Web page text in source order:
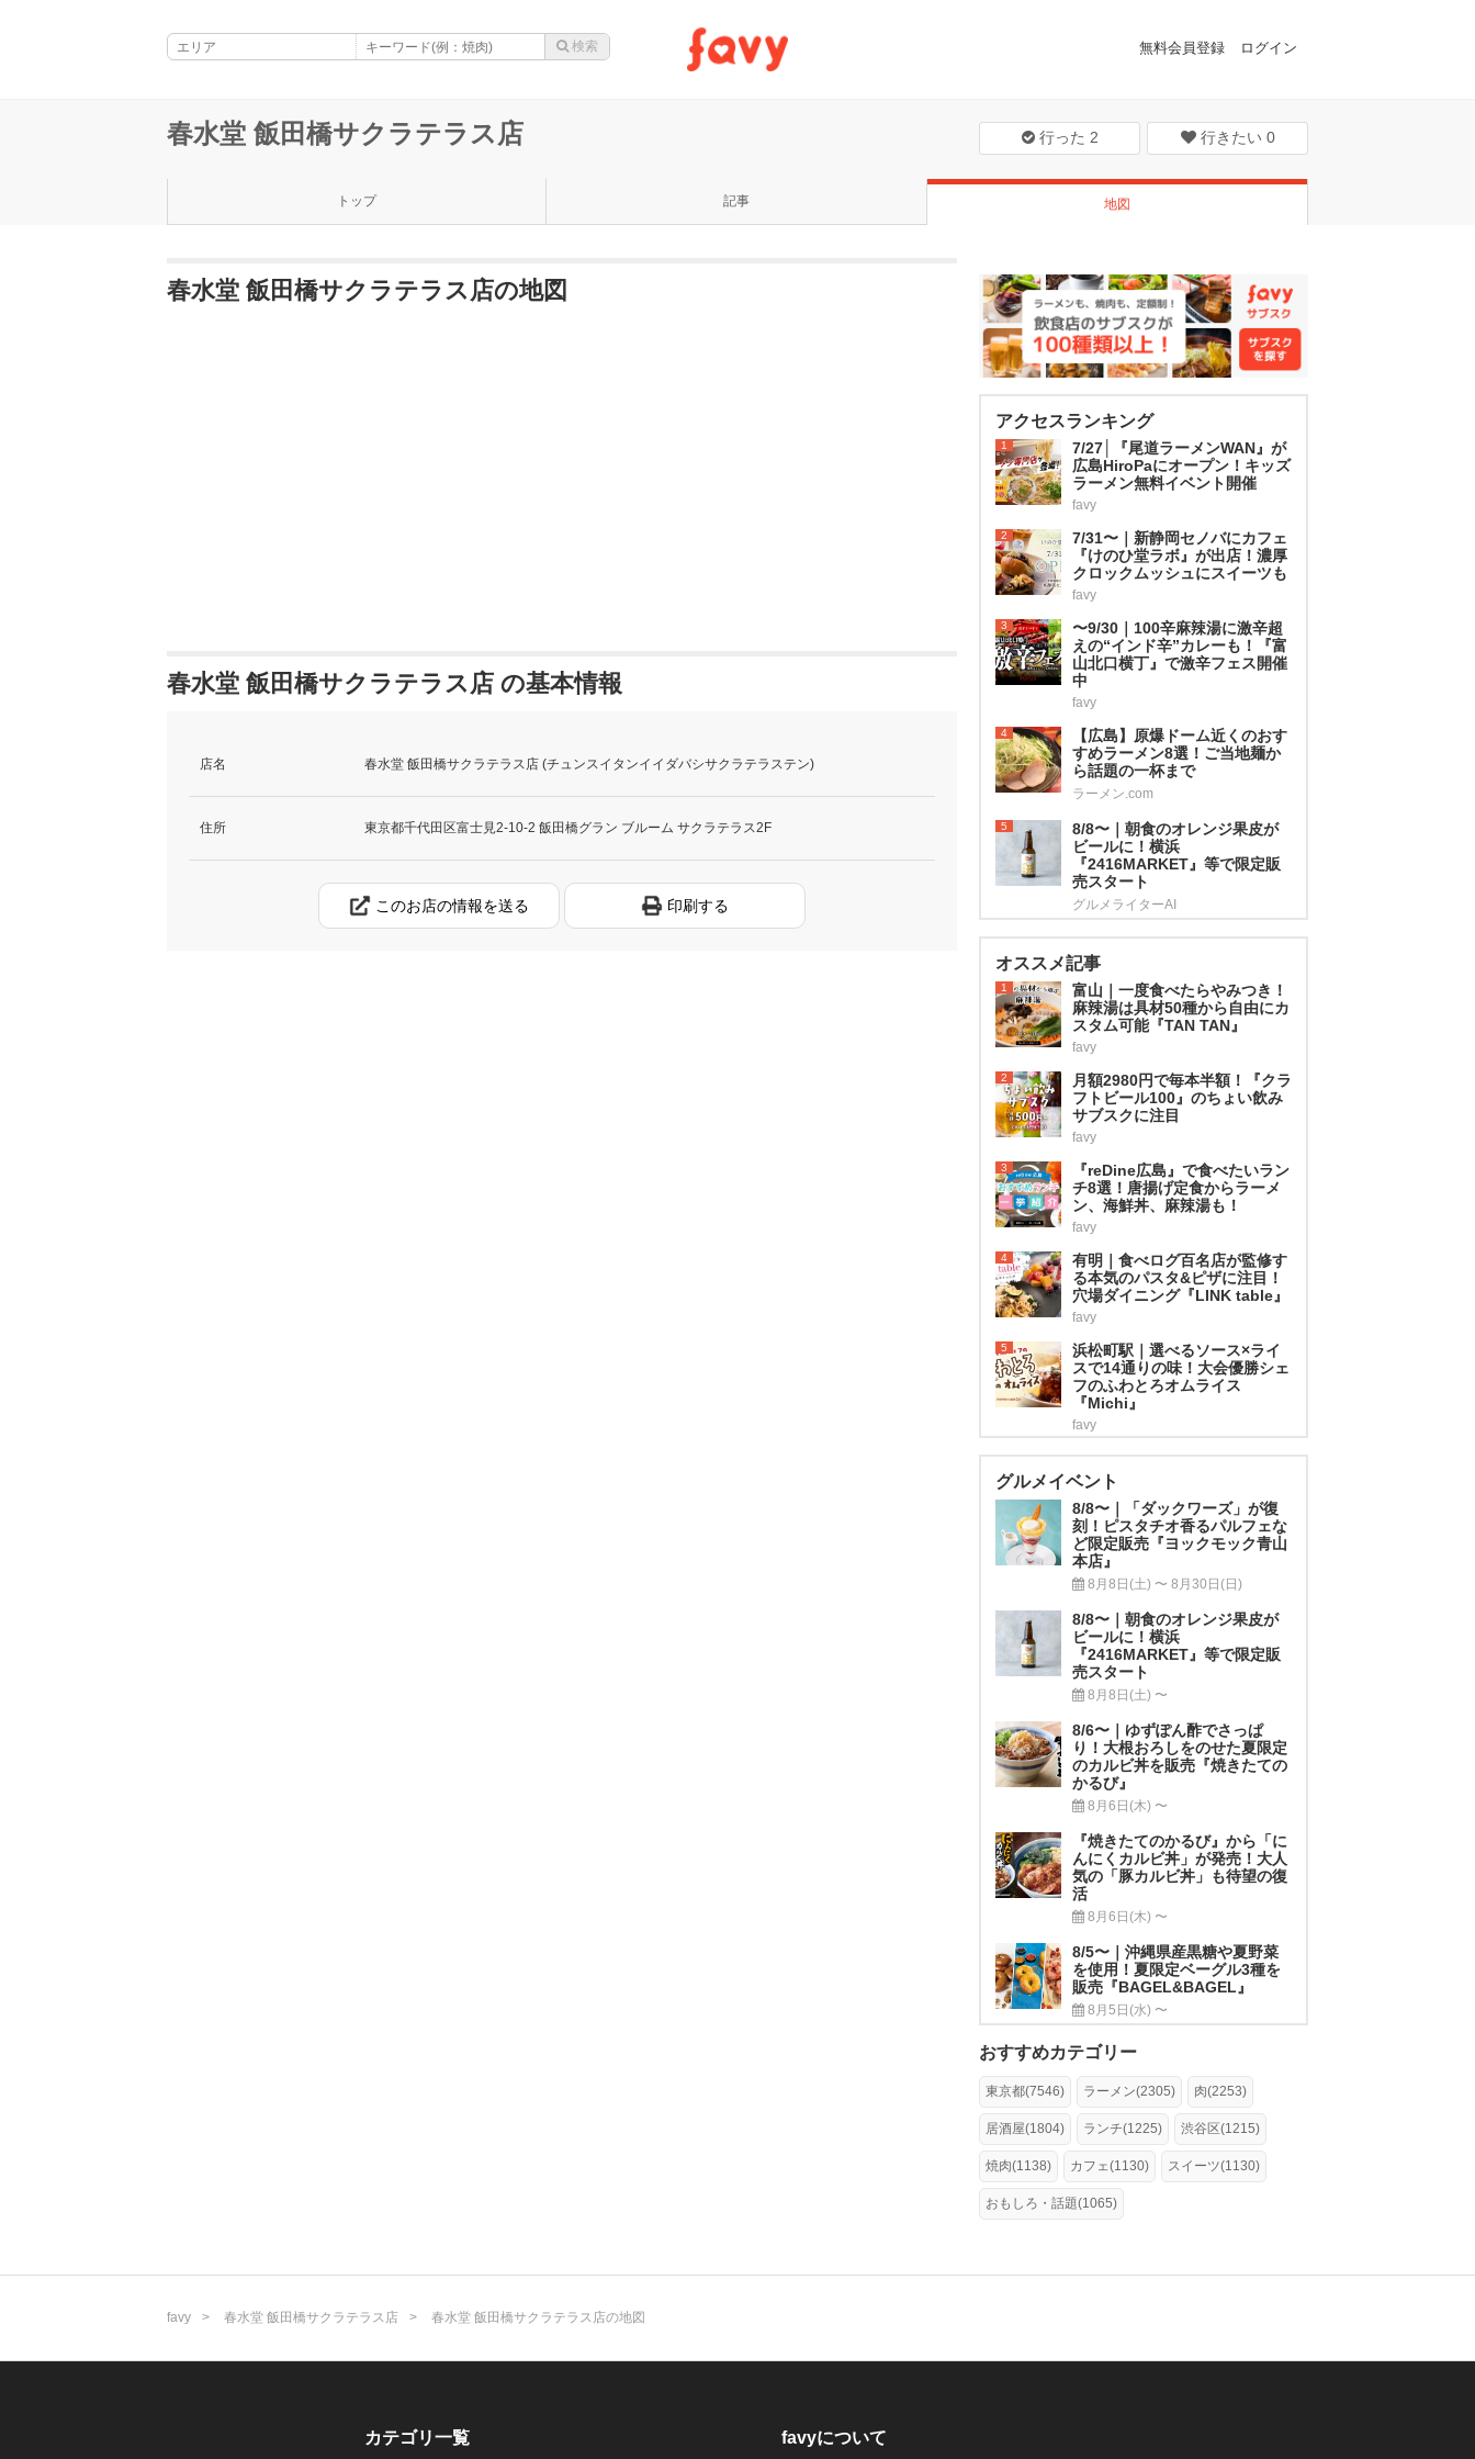
無料会員登録 ログイン
春水堂 飯田橋サクラテラス店 行った 2 行きたい 0
トップ 記事 地図
春水堂 飯田橋サクラテラス店の地図
春水堂 飯田橋サクラテラス店 の基本情報
店名 春水堂 飯田橋サクラテラス店 (チュンスイタンイイダバシサクラテラステン)
住所 東京都千代田区富士見2-10-2 飯田橋グラン ブルーム サクラテラス2F
このお店の情報を送る 印刷する
アクセスランキング
1
7/27│『尾道ラーメンWAN』が
広島HiroPaにオープン！キッズ
ラーメン無料イベント開催
favy
2
7/31〜｜新静岡セノバにカフェ
『けのひ堂ラボ』が出店！濃厚
クロックムッシュにスイーツも
favy
3
〜9/30｜100辛麻辣湯に激辛超
えの“インド辛”カレーも！『富
山北口横丁』で激辛フェス開催
中
favy
4
【広島】原爆ドーム近くのおす
すめラーメン8選！ご当地麺か
ら話題の一杯まで
ラーメン.com
5
8/8〜｜朝食のオレンジ果皮が
ビールに！横浜
『2416MARKET』等で限定販
売スタート
グルメライターAI
オススメ記事
1
富山｜一度食べたらやみつき！
麻辣湯は具材50種から自由にカ
スタム可能『TAN TAN』
favy
2
月額2980円で毎本半額！『クラ
フトビール100』のちょい飲み
サブスクに注目
favy
3
『reDine広島』で食べたいラン
チ8選！唐揚げ定食からラーメ
ン、海鮮丼、麻辣湯も！
favy
4
有明｜食べログ百名店が監修す
る本気のパスタ&ピザに注目！
穴場ダイニング『LINK table』
favy
5
浜松町駅｜選べるソース×ライ
スで14通りの味！大会優勝シェ
フのふわとろオムライス
『Michi』
favy
グルメイベント
8/8〜｜「ダックワーズ」が復
刻！ピスタチオ香るパルフェな
ど限定販売『ヨックモック青山
本店』
8月8日(土) 〜 8月30日(日)
8/8〜｜朝食のオレンジ果皮が
ビールに！横浜
『2416MARKET』等で限定販
売スタート
8月8日(土) 〜
8/6〜｜ゆずぽん酢でさっぱ
り！大根おろしをのせた夏限定
のカルビ丼を販売『焼きたての
かるび』
8月6日(木) 〜
『焼きたてのかるび』から「に
んにくカルビ丼」が発売！大人
気の「豚カルビ丼」も待望の復
活
8月6日(木) 〜
8/5〜｜沖縄県産黒糖や夏野菜
を使用！夏限定ベーグル3種を
販売『BAGEL&BAGEL』
8月5日(水) 〜
おすすめカテゴリー
東京都(7546) ラーメン(2305) 肉(2253)
居酒屋(1804) ランチ(1225) 渋谷区(1215)
焼肉(1138) カフェ(1130) スイーツ(1130)
おもしろ・話題(1065)
favy 春水堂 飯田橋サクラテラス店 春水堂 飯田橋サクラテラス店の地図
カテゴリ一覧 favyについて